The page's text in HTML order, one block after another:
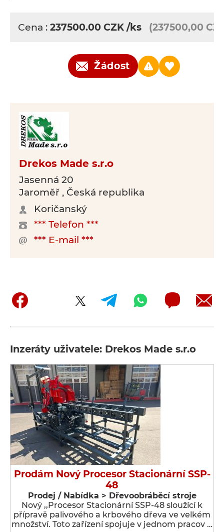
Cena : 237500.00 CZK /ks (237500,00
Žádost
Drekos Made s.r.o
Jasenná 20
Jaroměř , Česká republika
Koričanský
*** Telefon ***
*** E-mail ***
Inzeráty uživatele: Drekos Made s.r.o
Prodám Nový Procesor Stacionární SSP-
48
Prodej / Nabídka > Dřevoobráběcí stroje
Nový ,,Procesor Stacionární SSP-48 sloužící k
přípravě palivového a krbového dřeva ve velkém
množství. Toto zařízení spojuje v jednom pracov …